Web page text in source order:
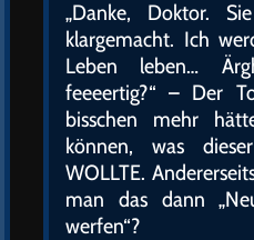
„Danke, Doktor.
klargemacht. Ich
Leben leben…
feeeertig?“ – Der
bisschen mehr
können, was
WOLLTE.
man das dann
werfen“?